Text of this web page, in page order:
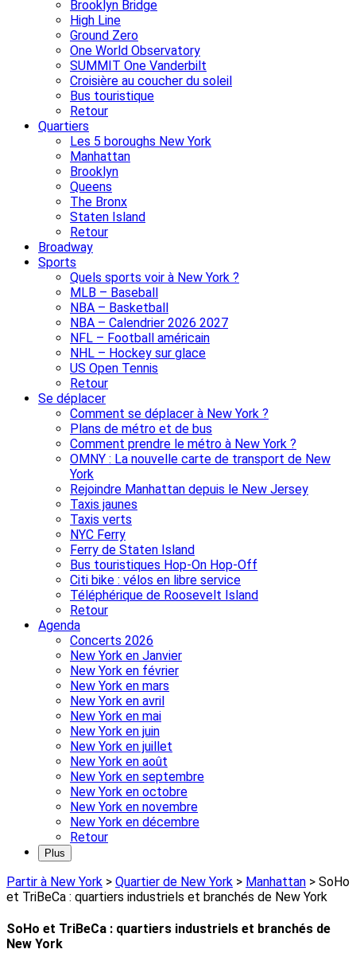
Brooklyn Bridge
High Line
Ground Zero
One World Observatory
SUMMIT One Vanderbilt
Croisière au coucher du soleil
Bus touristique
Retour
Quartiers
Les 5 boroughs New York
Manhattan
Brooklyn
Queens
The Bronx
Staten Island
Retour
Broadway
Sports
Quels sports voir à New York ?
MLB – Baseball
NBA – Basketball
NBA – Calendrier 2026 2027
NFL – Football américain
NHL – Hockey sur glace
US Open Tennis
Retour
Se déplacer
Comment se déplacer à New York ?
Plans de métro et de bus
Comment prendre le métro à New York ?
OMNY : La nouvelle carte de transport de New
York
Rejoindre Manhattan depuis le New Jersey
Taxis jaunes
Taxis verts
NYC Ferry
Ferry de Staten Island
Bus touristiques Hop-On Hop-Off
Citi bike : vélos en libre service
Téléphérique de Roosevelt Island
Retour
Agenda
Concerts 2026
New York en Janvier
New York en février
New York en mars
New York en avril
New York en mai
New York en juin
New York en juillet
New York en août
New York en septembre
New York en octobre
New York en novembre
New York en décembre
Retour
Plus
Partir à New York > Quartier de New York > Manhattan > SoHo
et TriBeCa : quartiers industriels et branchés de New York
SoHo et TriBeCa : quartiers industriels et branchés de
New York